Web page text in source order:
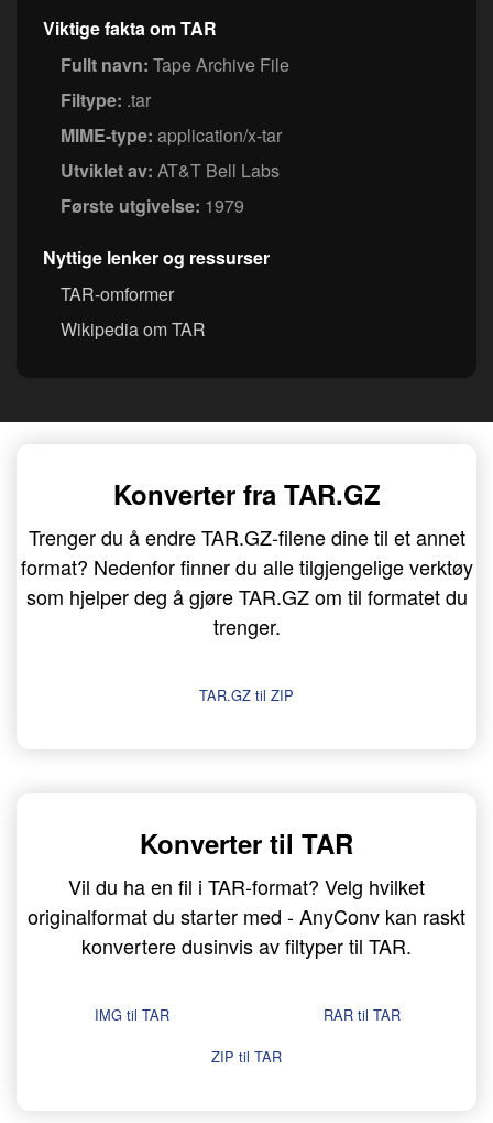
Viktige fakta om TAR
Fullt navn: Tape Archive File
Filtype: .tar
MIME-type: application/x-tar
Utviklet av: AT&T Bell Labs
Første utgivelse: 1979
Nyttige lenker og ressurser
TAR-omformer
Wikipedia om TAR
Konverter fra TAR.GZ
Trenger du å endre TAR.GZ-filene dine til et annet
format? Nedenfor finner du alle tilgjengelige verktøy
som hjelper deg å gjøre TAR.GZ om til formatet du
trenger.
TAR.GZ til ZIP
Konverter til TAR
Vil du ha en fil i TAR-format? Velg hvilket
originalformat du starter med - AnyConv kan raskt
konvertere dusinvis av filtyper til TAR.
IMG til TAR
RAR til TAR
ZIP til TAR